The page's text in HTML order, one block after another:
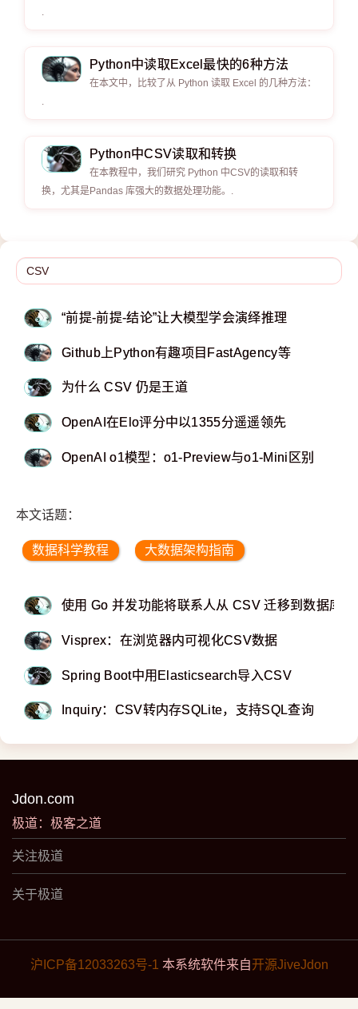
.
Python中读取Excel最快的6种方法
在本文中，比较了从 Python 读取 Excel 的几种方法：
.
Python中CSV读取和转换
在本教程中，我们研究 Python 中CSV的读取和转
换，尤其是Pandas 库强大的数据处理功能。.
“前提-前提-结论”让大模型学会演绎推理
Github上Python有趣项目FastAgency等
为什么 CSV 仍是王道
OpenAI在Elo评分中以1355分遥遥领先
OpenAI o1模型：o1-Preview与o1-Mini区别
本文话题：
数据科学教程 大数据架构指南
使用 Go 并发功能将联系人从 CSV 迁移到数据库
Visprex：在浏览器内可视化CSV数据
Spring Boot中用Elasticsearch导入CSV
Inquiry：CSV转内存SQLite，支持SQL查询
Jdon.com
极道：极客之道
关注极道
关于极道
沪ICP备12033263号-1 本系统软件来自开源JiveJdon